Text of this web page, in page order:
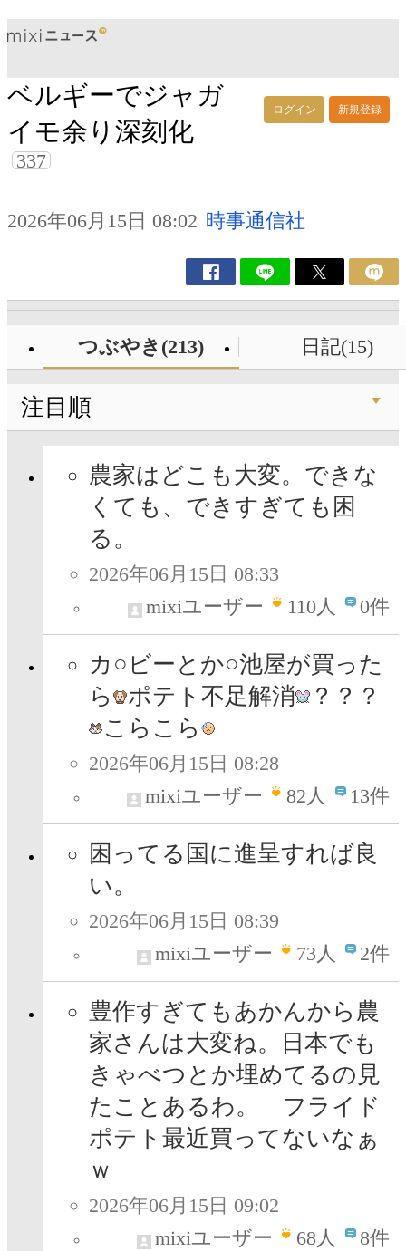
ログイン 新規登録
ベルギーでジャガ
イモ余り深刻化
337
2026年06月15日 08:02 時事通信社
つぶやき(213) 日記(15)
注目順
農家はどこも大変。できな
くても、できすぎても困
る。
2026年06月15日 08:33
mixiユーザー
110人 0件
カ○ビーとか○池屋が買った
ら
ポテト不足解消
？？？
こらこら
2026年06月15日 08:28
mixiユーザー
82人 13件
困ってる国に進呈すれば良
い。
2026年06月15日 08:39
mixiユーザー
73人 2件
豊作すぎてもあかんから農
家さんは大変ね。日本でも
きゃべつとか埋めてるの見
たことあるわ。 フライド
ポテト最近買ってないなぁ
ｗ
2026年06月15日 09:02
mixiユーザー
68人 8件